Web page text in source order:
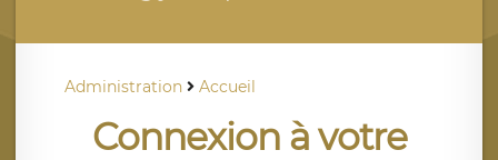
Administration Accueil
Connexion à votre